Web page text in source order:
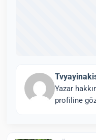
Yazar
profiline